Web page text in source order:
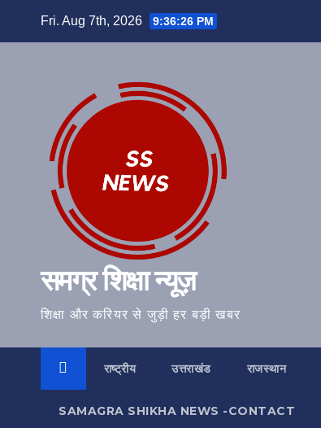
Fri. Aug 7th, 2026 9:36:27 PM
समग्र शिक्षा न्यूज़
शिक्षा और करियर से जुड़ी हर बड़ी खबर
राष्ट्रीय उत्तराखंड राजस्थान
SAMAGRA SHIKHA NEWS -CONTACT